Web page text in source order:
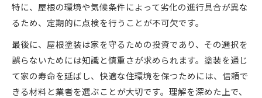
特に、屋根の環境や気候条件によって劣化の進行具合が異な
るため、定期的に点検を行うことが不可欠です。
最後に、屋根塗装は家を守るための投資であり、その選択を
誤らないためには知識と慎重さが求められます。塗装を通じ
て家の寿命を延ばし、快適な住環境を保つためには、信頼で
きる材料と業者を選ぶことが大切です。理解を深めた上で、